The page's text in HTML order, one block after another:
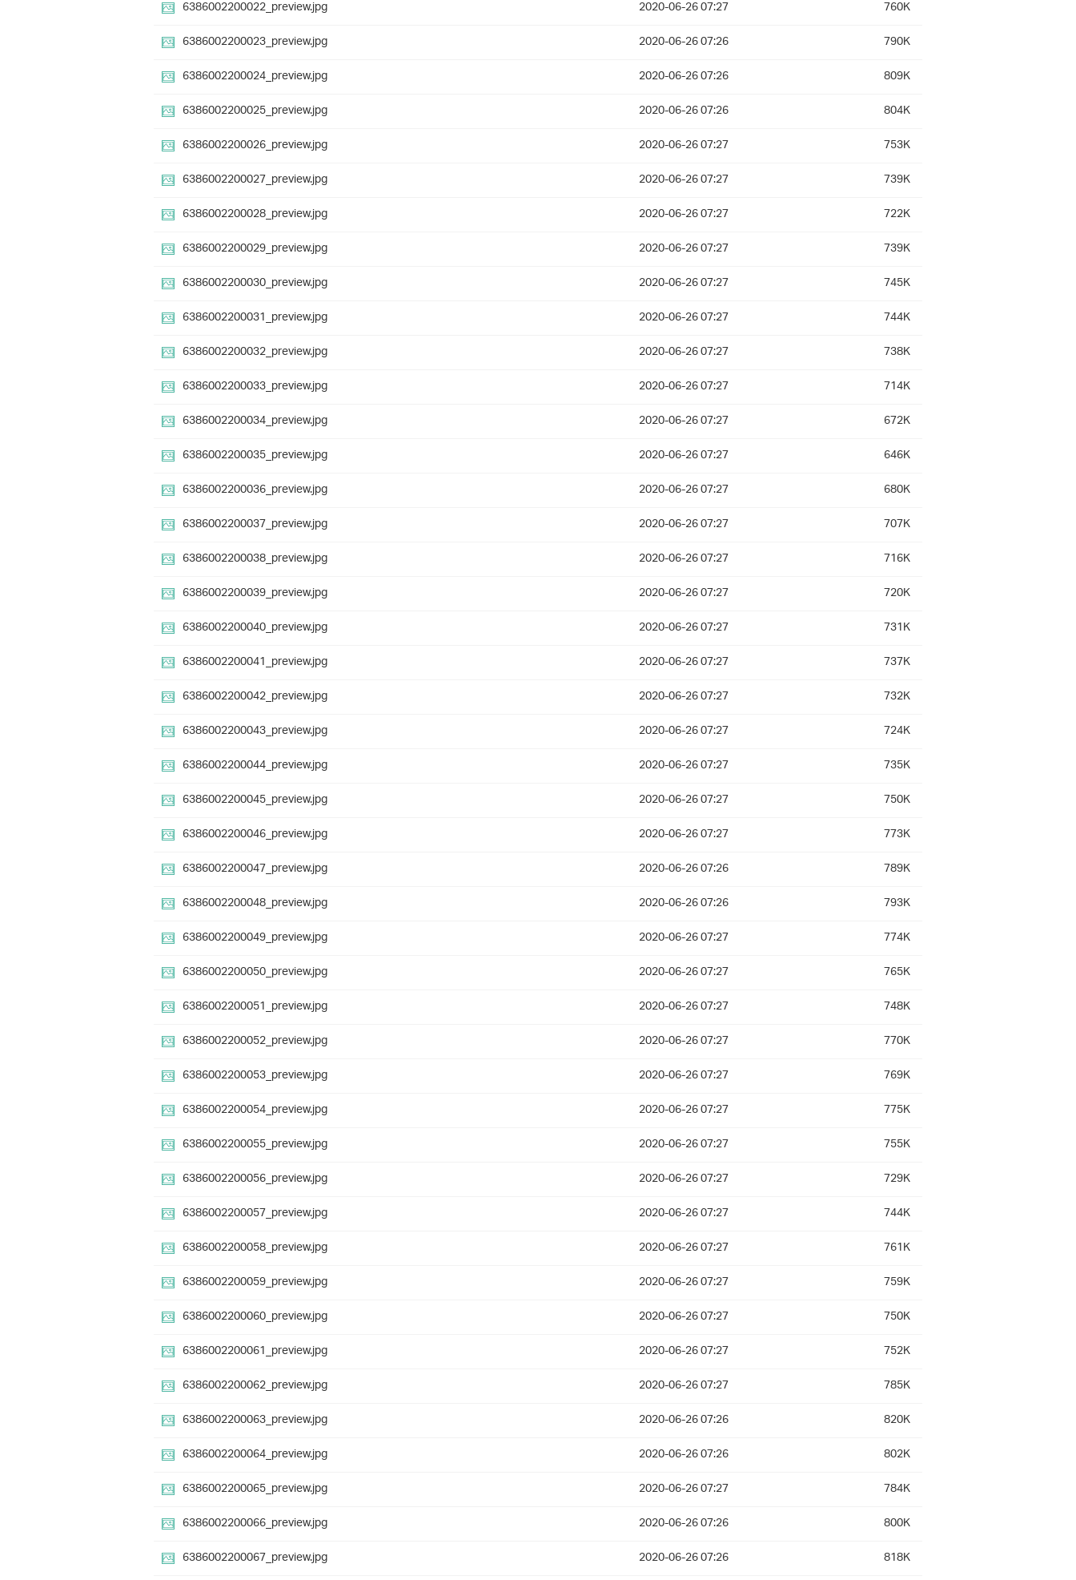
6386002200022_preview.jpg
2020-06-26 07:27
760K
6386002200023_preview.jpg
2020-06-26 07:26
790K
6386002200024_preview.jpg
2020-06-26 07:26
809K
6386002200025_preview.jpg
2020-06-26 07:26
804K
6386002200026_preview.jpg
2020-06-26 07:27
753K
6386002200027_preview.jpg
2020-06-26 07:27
739K
6386002200028_preview.jpg
2020-06-26 07:27
722K
6386002200029_preview.jpg
2020-06-26 07:27
739K
6386002200030_preview.jpg
2020-06-26 07:27
745K
6386002200031_preview.jpg
2020-06-26 07:27
744K
6386002200032_preview.jpg
2020-06-26 07:27
738K
6386002200033_preview.jpg
2020-06-26 07:27
714K
6386002200034_preview.jpg
2020-06-26 07:27
672K
6386002200035_preview.jpg
2020-06-26 07:27
646K
6386002200036_preview.jpg
2020-06-26 07:27
680K
6386002200037_preview.jpg
2020-06-26 07:27
707K
6386002200038_preview.jpg
2020-06-26 07:27
716K
6386002200039_preview.jpg
2020-06-26 07:27
720K
6386002200040_preview.jpg
2020-06-26 07:27
731K
6386002200041_preview.jpg
2020-06-26 07:27
737K
6386002200042_preview.jpg
2020-06-26 07:27
732K
6386002200043_preview.jpg
2020-06-26 07:27
724K
6386002200044_preview.jpg
2020-06-26 07:27
735K
6386002200045_preview.jpg
2020-06-26 07:27
750K
6386002200046_preview.jpg
2020-06-26 07:27
773K
6386002200047_preview.jpg
2020-06-26 07:26
789K
6386002200048_preview.jpg
2020-06-26 07:26
793K
6386002200049_preview.jpg
2020-06-26 07:27
774K
6386002200050_preview.jpg
2020-06-26 07:27
765K
6386002200051_preview.jpg
2020-06-26 07:27
748K
6386002200052_preview.jpg
2020-06-26 07:27
770K
6386002200053_preview.jpg
2020-06-26 07:27
769K
6386002200054_preview.jpg
2020-06-26 07:27
775K
6386002200055_preview.jpg
2020-06-26 07:27
755K
6386002200056_preview.jpg
2020-06-26 07:27
729K
6386002200057_preview.jpg
2020-06-26 07:27
744K
6386002200058_preview.jpg
2020-06-26 07:27
761K
6386002200059_preview.jpg
2020-06-26 07:27
759K
6386002200060_preview.jpg
2020-06-26 07:27
750K
6386002200061_preview.jpg
2020-06-26 07:27
752K
6386002200062_preview.jpg
2020-06-26 07:27
785K
6386002200063_preview.jpg
2020-06-26 07:26
820K
6386002200064_preview.jpg
2020-06-26 07:26
802K
6386002200065_preview.jpg
2020-06-26 07:27
784K
6386002200066_preview.jpg
2020-06-26 07:26
800K
6386002200067_preview.jpg
2020-06-26 07:26 818K